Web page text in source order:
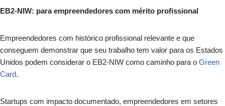
EB2-NIW: para empreendedores com mérito profissional
Empreendedores com histórico profissional relevante e que
conseguem demonstrar que seu trabalho tem valor para os Estados
Unidos podem considerar o EB2-NIW como caminho para o Green
Card.
Startups com impacto documentado, empreendedores em setores